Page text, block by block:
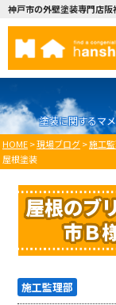
神戸市の外壁塗装専門店阪
塗装に関するマ
HOME>現場ブログ>施工
屋根塗装
屋根のブ
市Ｂ
施工監理部